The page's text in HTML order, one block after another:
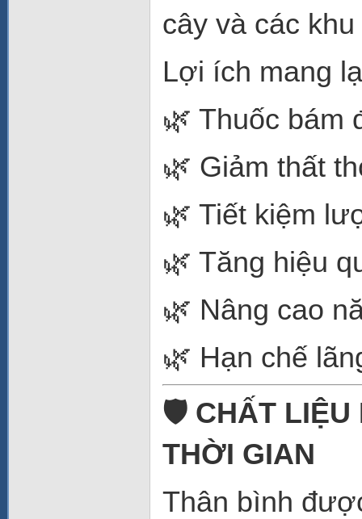
cây và các
Lợi ích mang
🌿 Thuốc bám
🌿 Giảm thất
🌿 Tiết kiệm
🌿 Tăng hiệu
🌿 Nâng cao
🌿 Hạn chế
🛡️ CHẤT LIỆU
THỜI GIAN
Thân bình